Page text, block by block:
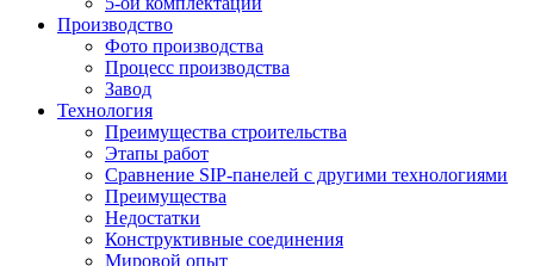
Производство
Фото производства
Процесс производства
Завод
Технология
Преимущества строительства
Этапы работ
Сравнение SIP-панелей с другими технологиями
Преимущества
Недостатки
Конструктивные соединения
Мировой опыт